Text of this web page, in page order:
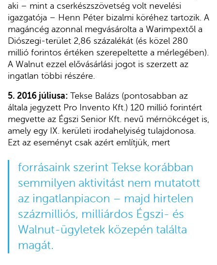
aki – mint a cserkészszövetség volt nevelési
igazgatója – Henn Péter bizalmi köréhez tartozik. A
magáncég azonnal megvásárolta a Warimpextől a
Diószegi-terület 2,86 százalékát (és közel 280
millió forintos értéken szerepeltette a mérlegében).
A Walnut ezzel elővásárlási jogot is szerzett az
ingatlan többi részére.
5. 2016 júliusa: Tekse Balázs (pontosabban az
általa jegyzett Pro Invento Kft.) 120 millió forintért
megvette az Égszi Senior Kft. nevű mérnökcéget is,
amely egy IX. kerületi irodahelyiség tulajdonosa.
Ezt az eseményt csak azért említjük, mert
forrásaink szerint Tekse korábban
semmilyen aktivitást nem mutatott
az ingatlanpiacon – majd hirtelen
százmilliós, milliárdos Égszi- és
Walnut-ügyletek közepén találta
magát.